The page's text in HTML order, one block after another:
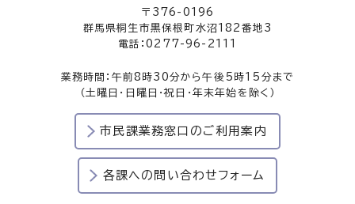
〒376-0196
群馬県桐生市黒保根町水沼182番地3
電話：0277-96-2111
業務時間：午前8時30分から午後5時15分まで
（土曜日・日曜日・祝日・年末年始を除く）
市民課業務窓口のご利用案内
各課への問い合わせフォーム